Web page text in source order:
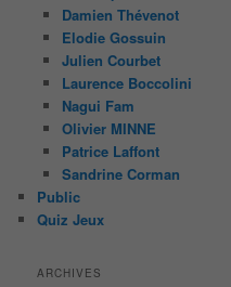
Damien Thévenot
Elodie Gossuin
Julien Courbet
Laurence Boccolini
Nagui Fam
Olivier MINNE
Patrice Laffont
Sandrine Corman
Public
Quiz Jeux
ARCHIVES